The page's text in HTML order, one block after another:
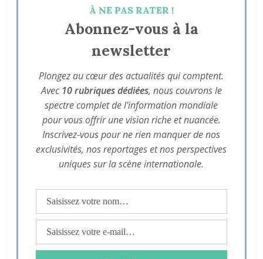
À NE PAS RATER !
Abonnez-vous à la
newsletter
Plongez au cœur des actualités qui comptent.
Avec 10 rubriques dédiées, nous couvrons le
spectre complet de l'information mondiale
pour vous offrir une vision riche et nuancée.
Inscrivez-vous pour ne rien manquer de nos
exclusivités, nos reportages et nos perspectives
uniques sur la scène internationale.